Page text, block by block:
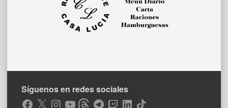
Síguenos en redes sociales
Facebook
X Instagram
YouTubeThreadsTelegramTwitchLinkedIn
TikTok